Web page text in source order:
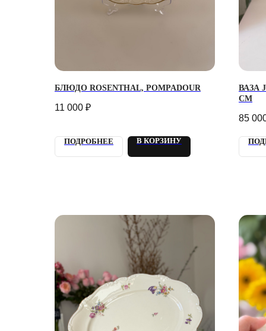
БЛЮДО ROSENTHAL, POMPADOUR
11 000 ₽
ПОДРОБНЕЕ В КОРЗИНУ
ВАЗА
СМ
85